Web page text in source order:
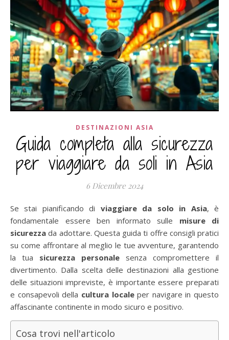
DESTINAZIONI ASIA
Guida completa alla sicurezza
per viaggiare da soli in Asia
6 Dicembre 2024
Se stai pianificando di viaggiare da solo in Asia, è
fondamentale essere ben informato sulle misure di
sicurezza da adottare. Questa guida ti offre consigli pratici
su come affrontare al meglio le tue avventure, garantendo
la tua sicurezza personale senza compromettere il
divertimento. Dalla scelta delle destinazioni alla gestione
delle situazioni impreviste, è importante essere preparati
e consapevoli della cultura localeper navigare in questo
affascinante continente in modo sicuro e positivo.
Cosa trovi nell'articolo